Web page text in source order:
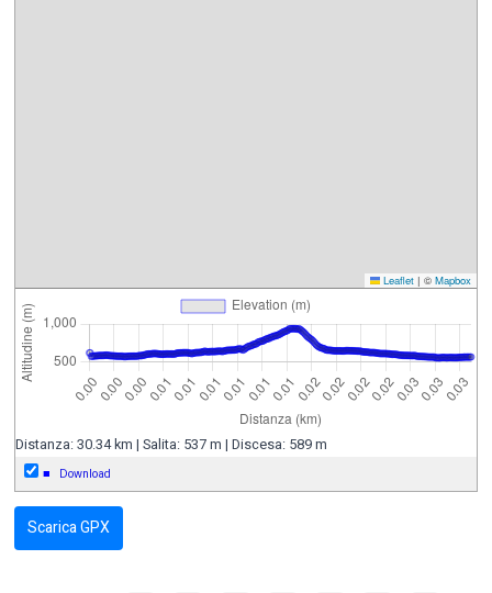
Leaflet | ©Mapbox
Distanza: 30.34 km | Salita: 537 m | Discesa: 589 m
■ Download
Scarica GPX